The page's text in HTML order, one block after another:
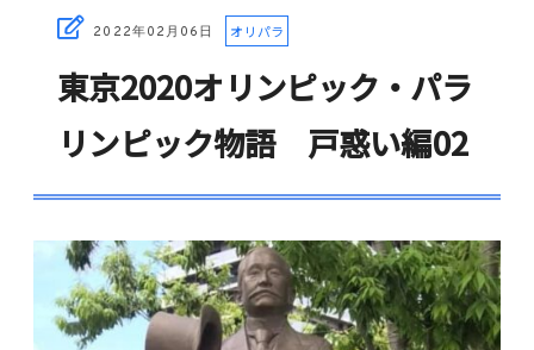
2022年02月06日 オリパラ
東京2020オリンピック・パラ
リンピック物語 戸惑い編02